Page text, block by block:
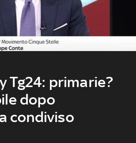
Tg24: primarie?
dopo
condiviso